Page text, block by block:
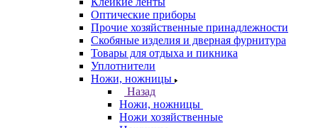
Оптические приборы
Прочие хозяйственные принадлежности
Скобяные изделия и дверная фурнитура
Товары для отдыха и пикника
Уплотнители
Ножи, ножницы
Назад
Ножи, ножницы
Ножи хозяйственные